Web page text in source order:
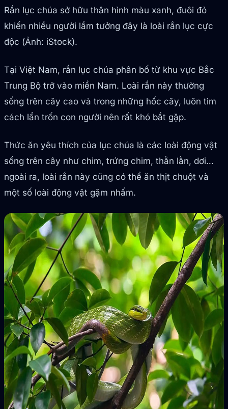
Rắn lục chúa sở hữu thân hình màu xanh, đuôi đỏ
khiến nhiều người lầm tưởng đây là loài rắn lục cực
độc (Ảnh: iStock).
Tại Việt Nam, rắn lục chúa phân bố từ khu vực Bắc
Trung Bộ trở vào miền Nam. Loài rắn này thường
sống trên cây cao và trong những hốc cây, luôn tìm
cách lẩn trốn con người nên rất khó bắt gặp.
Thức ăn yêu thích của lục chúa là các loài động vật
sống trên cây như chim, trứng chim, thằn lằn, dơi…
ngoài ra, loài rắn này cũng có thể ăn thịt chuột và
một số loài động vật gặm nhấm.